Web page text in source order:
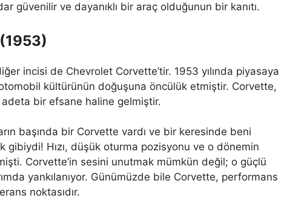
güvenilir ve dayanıklı bir araç olduğunun bir kanıtı.
incisi de Chevrolet Corvette’tir. 1953 yılında piyasaya
kültürünün doğuşuna öncülük etmiştir. Corvette,
bir efsane haline gelmiştir.
başında bir Corvette vardı ve bir keresinde beni
Hızı, düşük oturma pozisyonu ve o dönemin
Corvette’in sesini unutmak mümkün değil; o güçlü
yankılanıyor. Günümüzde bile Corvette, performans
noktasıdır.